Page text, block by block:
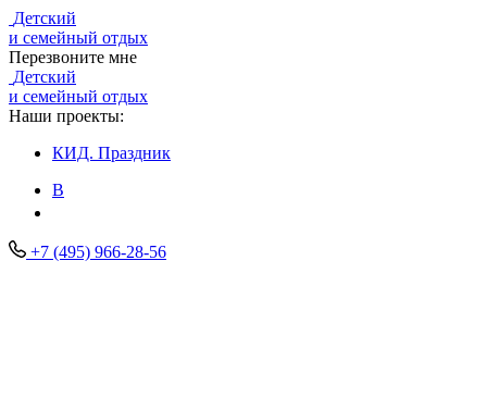
Детский
и семейный отдых
Перезвоните мне
Детский
и семейный отдых
Наши проекты:
КИД. Праздник
В
+7 (495) 966-28-56